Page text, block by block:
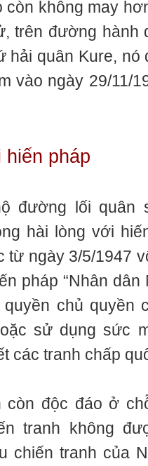
còn không may
trên đường hành
hải quân Kure, nó
vào ngày 29/11/
hiến pháp
đường lối quân
hài lòng với
từ ngày 3/5/1947
pháp “Nhân
chủ quyền
sử dụng sức
các tranh chấp
còn độc đáo ở
tranh không
chiến tranh của